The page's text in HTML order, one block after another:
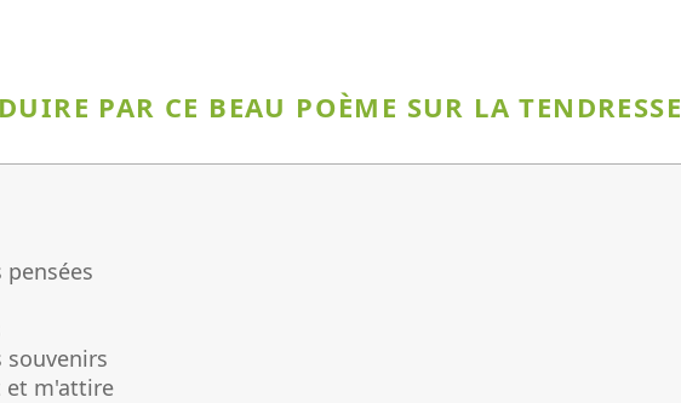
PAR CE BEAU POÈME SUR LA TENDRESSE
souvenirs
et m'attire